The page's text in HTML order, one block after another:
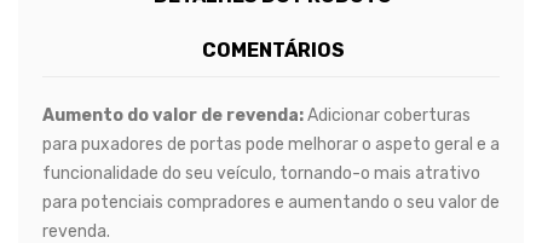
COMENTÁRIOS
Aumento do valor de revenda:Adicionar coberturas
para puxadores de portas pode melhorar o aspeto geral e a
funcionalidade do seu veículo, tornando-o mais atrativo
para potenciais compradores e aumentando o seu valor de
revenda.